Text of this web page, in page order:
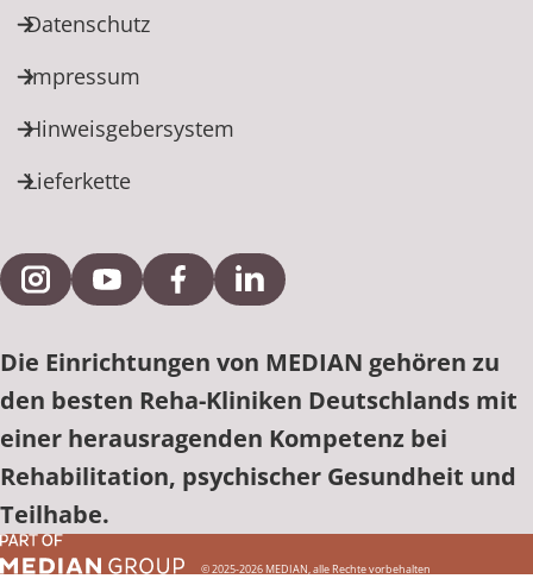
Datenschutz
Impressum
Hinweisgebersystem
Lieferkette
Externe Verlinkung zu Instagram
Externe Verlinkung zu YouTube
Externe Verlinkung zu Facebook
Externe Verlinkung zu
Die Einrichtungen von MEDIAN gehören zu
den besten Reha-Kliniken Deutschlands mit
einer herausragenden Kompetenz bei
Rehabilitation, psychischer Gesundheit und
Teilhabe.
© 2025-2026 MEDIAN, alle Rechte vorbehalten